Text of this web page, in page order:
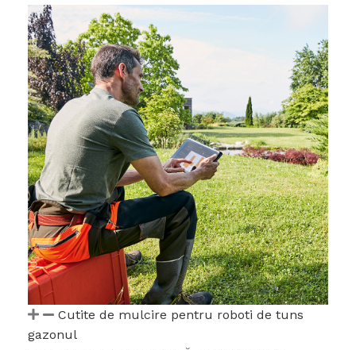
Cutite de mulcire pentru roboti de tuns
gazonul